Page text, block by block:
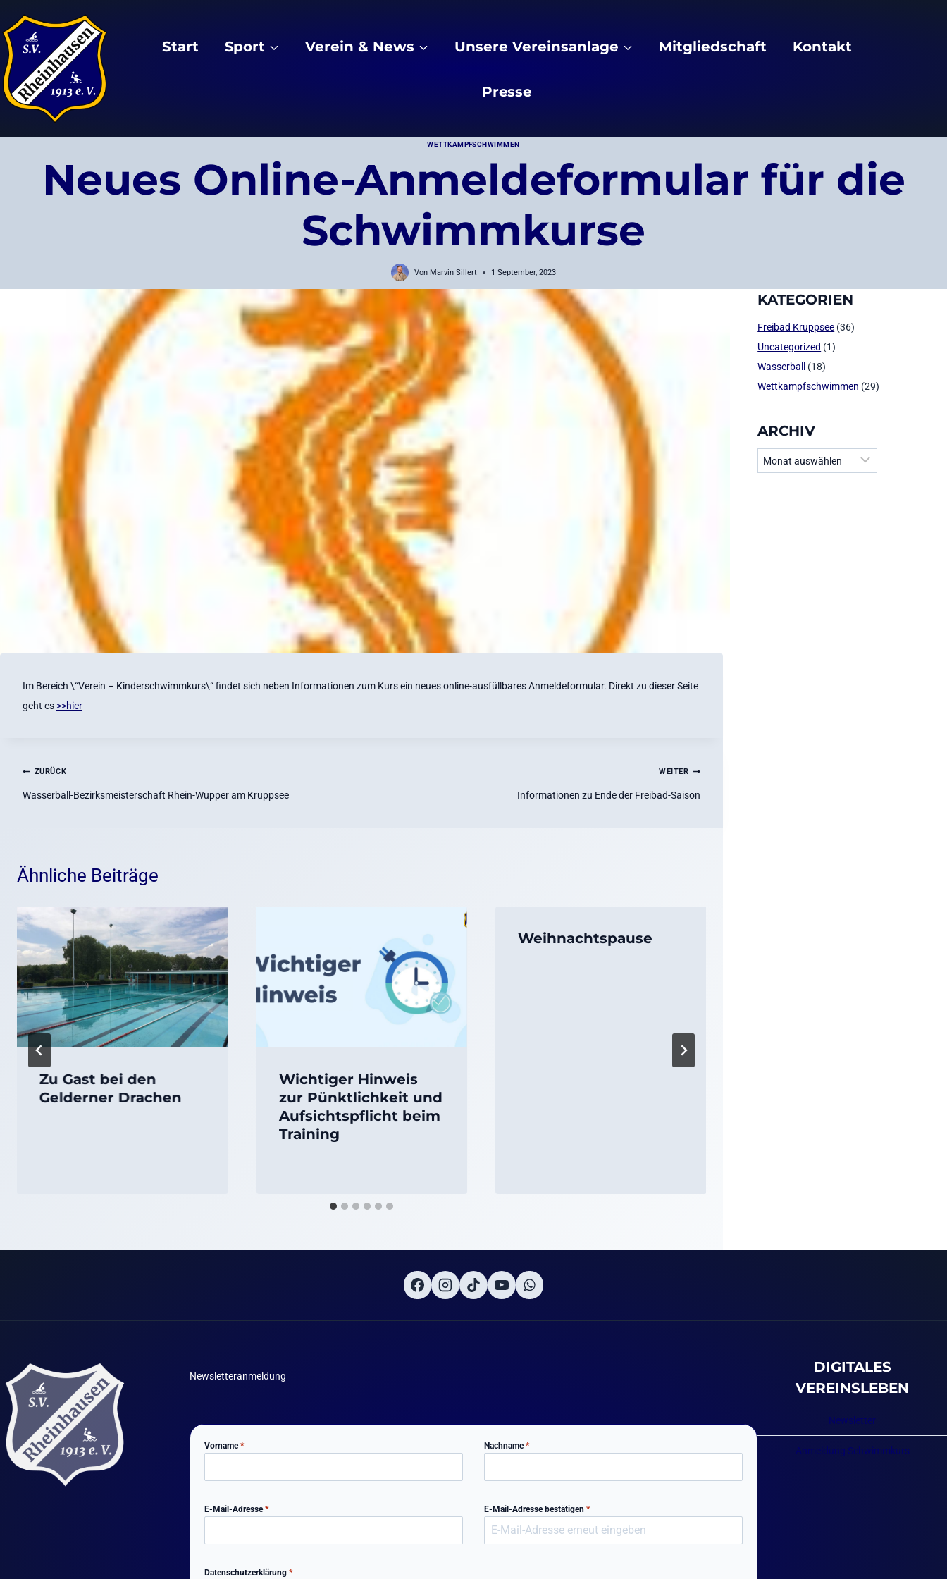
Inhalt
springen
Start Sport Verein & News Unsere Vereinsanlage Mitgliedschaft Kontakt
Presse
WETTKAMPFSCHWIMMEN
Neues Online-Anmeldeformular für die
Schwimmkurse
Von Marvin Sillert 1 September, 2023
Im Bereich \“Verein – Kinderschwimmkurs\“ findet sich neben Informationen zum Kurs ein neues online-ausfüllbares Anmeldeformular. Direkt zu dieser Seite
geht es >>hier
Beitragsnavigation
ZURÜCK
Wasserball-Bezirksmeisterschaft Rhein-Wupper am Kruppsee
WEITER
Informationen zu Ende der Freibad-Saison
Ähnliche Beiträge
Zu Gast bei den
Gelderner Drachen
Wichtiger Hinweis
zur Pünktlichkeit und
Aufsichtspflicht beim
Training
Weihnachtspause
KATEGORIEN
Freibad Kruppsee (36)
Uncategorized (1)
Wasserball
(18)
Wettkampfschwimmen (29)
ARCHIV
Archiv
Newsletteranmeldung
Vorname* Nachname*
E-Mail-Adresse* E-Mail-Adresse bestätigen *
Datenschutzerklärung *
DIGITALES
VEREINSLEBEN
Newsletter
Anmeldung Schwimmkurs